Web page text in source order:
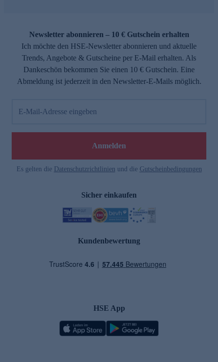
Newsletter abonnieren – 10 € Gutschein erhalten
Ich möchte den HSE-Newsletter abonnieren und aktuelle
Trends, Angebote & Gutscheine per E-Mail erhalten. Als
Dankeschön bekommen Sie einen 10 € Gutschein. Eine
Abmeldung ist jederzeit in den Newsletter-E-Mails möglich.
E-Mail-Adresse eingeben
Anmelden
Es gelten die Datenschutzrichtlinien und die Gutscheinbedingungen
Sicher einkaufen
Kundenbewertung
HSE App